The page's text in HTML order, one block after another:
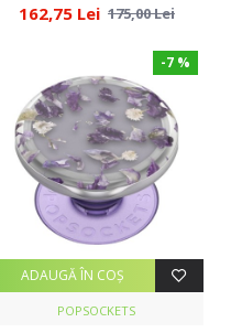
162,75 Lei 175,00 Lei
-7 %
POPSOCKETS
ADAUGĂ ÎN COŞ